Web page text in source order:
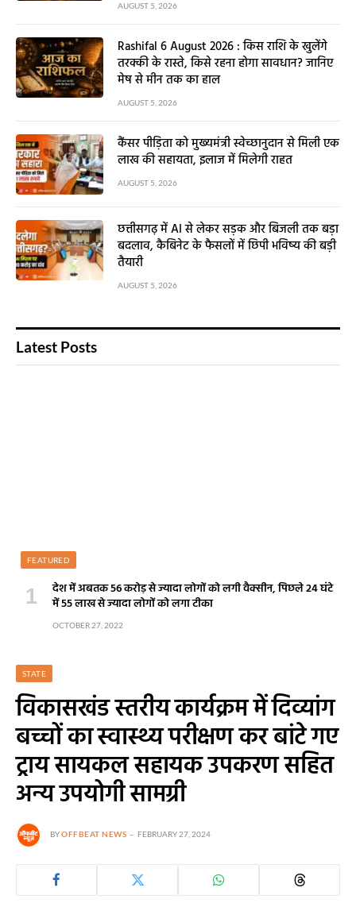
AUGUST 5, 2026
Rashifal 6 August 2026 : किस राशि के खुलेंगे
तरक्की के रास्ते, किसे रहना होगा सावधान? जानिए
मेष से मीन तक का हाल
AUGUST 5, 2026
कैंसर पीड़िता को मुख्यमंत्री स्वेच्छानुदान से मिली एक
लाख की सहायता, इलाज में मिलेगी राहत
AUGUST 5, 2026
छत्तीसगढ़ में AI से लेकर सड़क और बिजली तक बड़ा
बदलाव, कैबिनेट के फैसलों में छिपी भविष्य की बड़ी
तैयारी
AUGUST 5, 2026
Latest Posts
FEATURED
देश में अबतक 56 करोड़ से ज्यादा लोगों को लगी वैक्सीन, पिछले 24 घंटे
में 55 लाख से ज्यादा लोगों को लगा टीका
OCTOBER 27, 2022
STATE
विकासखंड स्तरीय कार्यक्रम में दिव्यांग
बच्चों का स्वास्थ्य परीक्षण कर बांटे गए
ट्राय सायकल सहायक उपकरण सहित
अन्य उपयोगी सामग्री
BYOFFBEAT NEWS FEBRUARY 27, 2024